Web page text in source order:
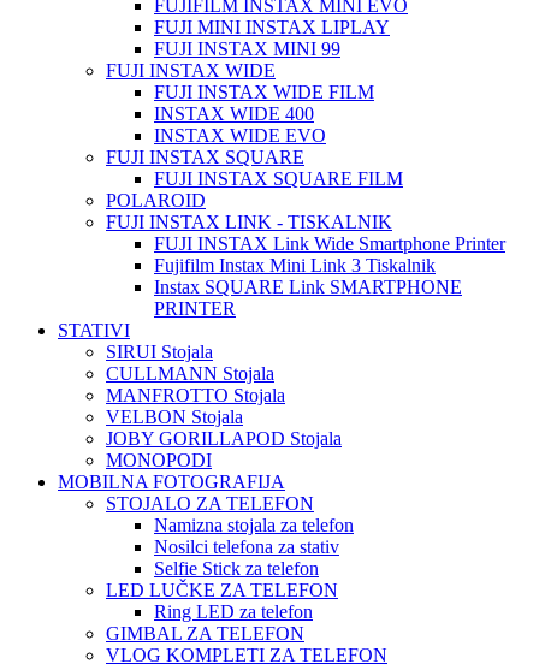
FUJIFILM INSTAX MINI EVO
FUJI MINI INSTAX LIPLAY
FUJI INSTAX MINI 99
FUJI INSTAX WIDE
FUJI INSTAX WIDE FILM
INSTAX WIDE 400
INSTAX WIDE EVO
FUJI INSTAX SQUARE
FUJI INSTAX SQUARE FILM
POLAROID
FUJI INSTAX LINK - TISKALNIK
FUJI INSTAX Link Wide Smartphone Printer
Fujifilm Instax Mini Link 3 Tiskalnik
Instax SQUARE Link SMARTPHONE
PRINTER
STATIVI
SIRUI Stojala
CULLMANN Stojala
MANFROTTO Stojala
VELBON Stojala
JOBY GORILLAPOD Stojala
MONOPODI
MOBILNA FOTOGRAFIJA
STOJALO ZA TELEFON
Namizna stojala za telefon
Nosilci telefona za stativ
Selfie Stick za telefon
LED LUČKE ZA TELEFON
Ring LED za telefon
GIMBAL ZA TELEFON
VLOG KOMPLETI ZA TELEFON